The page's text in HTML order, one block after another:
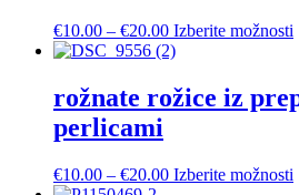
€10.00 – €20.00Cenovni
razpon:
€10.00
do
Izberite možnosti
rožnate rožice iz
perlicami
€10.00 – €20.00Cenovni
Izberite možnosti